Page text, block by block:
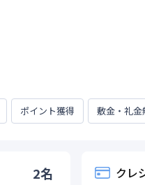
ポイント獲得 敷金・礼金
2名 クレ